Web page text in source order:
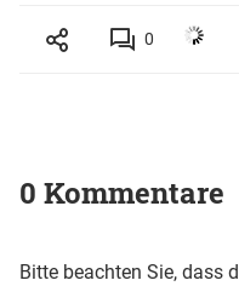
0
0 Kommentare
Bitte beachten Sie, dass